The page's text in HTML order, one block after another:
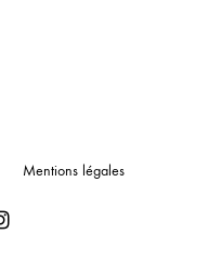
Mentions légales
Instagram